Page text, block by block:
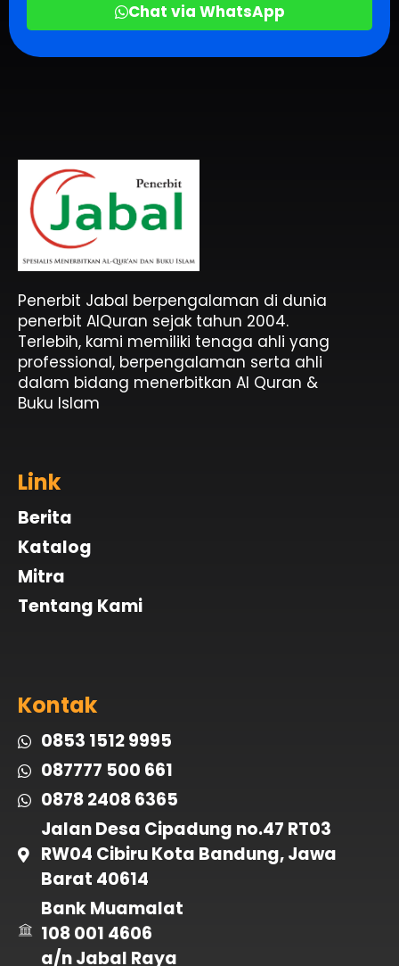
Chat via WhatsApp
Penerbit Al Quran & Buku Islam Berpengalaman Sejak 2004
Penerbit Jabal berpengalaman di dunia
penerbit AlQuran sejak tahun 2004.
Terlebih, kami memiliki tenaga ahli yang
professional, berpengalaman serta ahli
dalam bidang menerbitkan Al Quran &
Buku Islam
Link
Berita
Katalog
Mitra
Tentang Kami
Kontak
0853 1512 9995
087777 500 661
0878 2408 6365
Jalan Desa Cipadung no.47 RT03
RW04 Cibiru Kota Bandung, Jawa
Barat 40614
Bank Muamalat
108 001 4606
a/n Jabal Raya